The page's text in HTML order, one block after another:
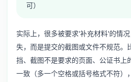
可）
实际上，很多被要求'补充材料'的情
失，而是提交的截图或文件不规范。
挡、截图不是要求的页面、公证书上
一致（多一个空格或括号格式不符）